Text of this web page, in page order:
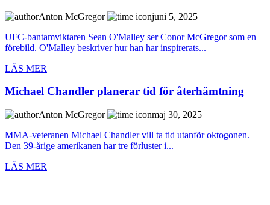
Anton McGregor
juni 5, 2025
UFC-bantamviktaren Sean O'Malley ser Conor McGregor som en
förebild. O'Malley beskriver hur han har inspirerats...
LÄS MER
Michael Chandler planerar tid för återhämtning
Anton McGregor
maj 30, 2025
MMA-veteranen Michael Chandler vill ta tid utanför oktogonen.
Den 39-årige amerikanen har tre förluster i...
LÄS MER